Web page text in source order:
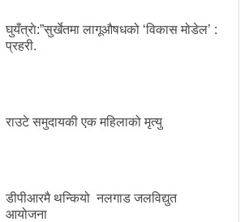
घुयँत्राे:”सुर्खेतमा लागूऔषधको ‘विकास मोडेल’ :
प्रहरी.
राउटे समुदायकी एक महिलाको मृत्यु
डीपीआरमै थन्कियो नलगाड जलविद्युत
आयोजना